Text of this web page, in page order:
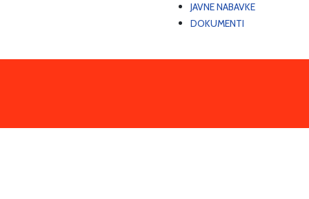
JAVNE NABAVKE
DOKUMENTI